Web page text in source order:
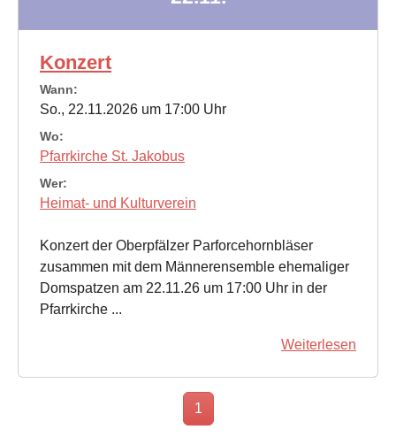
Konzert
Wann:
So., 22.11.2026 um 17:00 Uhr
Wo:
Pfarrkirche St. Jakobus
Wer:
Heimat- und Kulturverein
Konzert der Oberpfälzer Parforcehornbläser
zusammen mit dem Männerensemble ehemaliger
Domspatzen am 22.11.26 um 17:00 Uhr in der
Pfarrkirche ...
Weiterlesen
1